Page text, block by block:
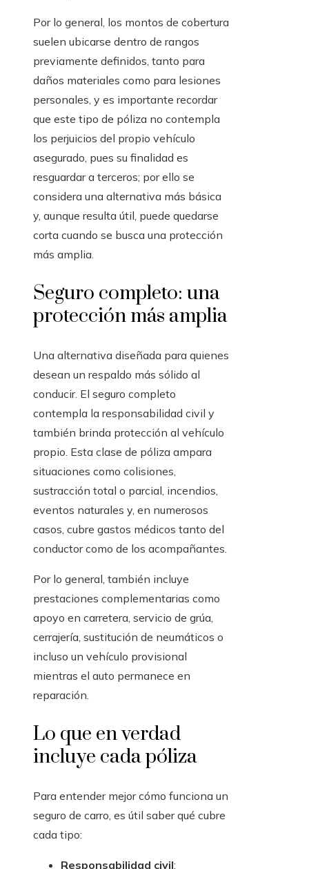
Por lo general, los montos de cobertura
suelen ubicarse dentro de rangos
previamente definidos, tanto para
daños materiales como para lesiones
personales, y es importante recordar
que este tipo de póliza no contempla
los perjuicios del propio vehículo
asegurado, pues su finalidad es
resguardar a terceros; por ello se
considera una alternativa más básica
y, aunque resulta útil, puede quedarse
corta cuando se busca una protección
más amplia.
Seguro completo: una
protección más amplia
Una alternativa diseñada para quienes
desean un respaldo más sólido al
conducir. El seguro completo
contempla la responsabilidad civil y
también brinda protección al vehículo
propio. Esta clase de póliza ampara
situaciones como colisiones,
sustracción total o parcial, incendios,
eventos naturales y, en numerosos
casos, cubre gastos médicos tanto del
conductor como de los acompañantes.
Por lo general, también incluye
prestaciones complementarias como
apoyo en carretera, servicio de grúa,
cerrajería, sustitución de neumáticos o
incluso un vehículo provisional
mientras el auto permanece en
reparación.
Lo que en verdad
incluye cada póliza
Para entender mejor cómo funciona un
seguro de carro, es útil saber qué cubre
cada tipo:
Responsabilidad civil: